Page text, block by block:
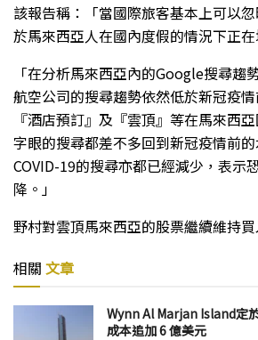
該報告稱：「當國際旅客基本上可以
於馬來西亞人在國內度假的情況下正在
「在分析馬來西亞內的Google搜尋趨
航空公司的搜尋趨勢依然低於新冠疫
『酒店預訂』及『雲頂』等在馬來西
字眼的搜尋都差不多回到新冠疫情前
COVID-19的搜尋亦都已經減少，表示
降。」
野村對雲頂馬來西亞的股票繼續維持買
相關 文章
Wynn Al Marjan Island定
成本追加 6 億美元